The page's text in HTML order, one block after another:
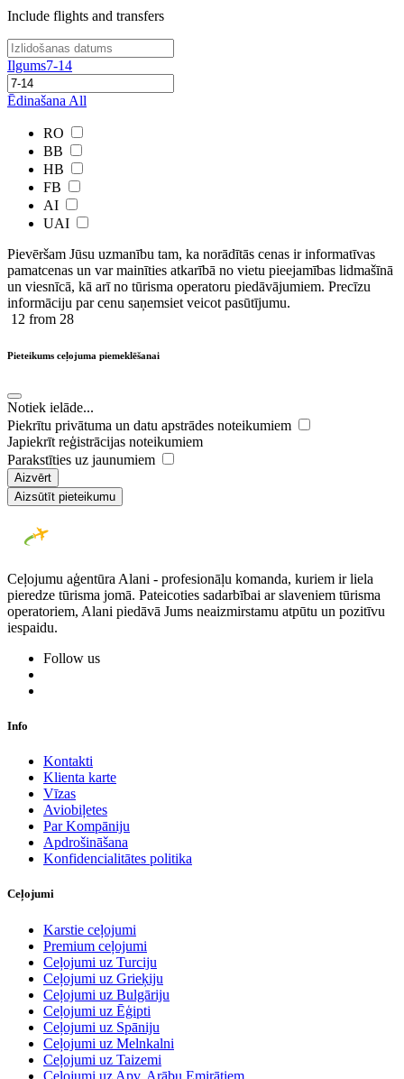
Include flights and transfers
Ilgums7-14
Ēdinašana All
RO
BB
HB
FB
AI
UAI
Pievēršam Jūsu uzmanību tam, ka norādītās cenas ir ​informatīvas ​
pamatcenas un var mainīties atkarībā ​no ​vietu pieejamības lidmašīnā
un viesnīcā, kā arī no tūrisma operatoru piedāvājumiem. Precīzu
informāciju par cenu saņemsiet veicot pasūtījumu.
12 from 28
Pieteikums ceļojuma piemeklēšanai
Notiek ielāde...
Piekrītu privātuma un datu apstrādes noteikumiem
Japiekrīt reģistrācijas noteikumiem
Parakstīties uz jaunumiem
Aizvērt
Aizsūtīt pieteikumu
Ceļojumu aģentūra Alani - profesionāļu komanda, kuriem ir liela
pieredze tūrisma jomā. Pateicoties sadarbībai ar slaveniem tūrisma
operatoriem, Alani piedāvā Jums neaizmirstamu atpūtu un pozitīvu
iespaidu.
Follow us
Info
Kontakti
Klienta karte
Vīzas
Aviobiļetes
Par Kompāniju
Apdrošināšana
Konfidencialitātes politika
Ceļojumi
Karstie ceļojumi
Premium ceļojumi
Ceļojumi uz Turciju
Ceļojumi uz Grieķiju
Ceļojumi uz Bulgāriju
Ceļojumi uz Ēģipti
Ceļojumi uz Spāniju
Ceļojumi uz Melnkalni
Ceļojumi uz Taizemi
Ceļojumi uz Apv. Arābu Emirātiem